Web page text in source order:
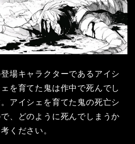
場キャラクターであるアイシ
を育てた鬼は作中で死んでし
アイシェを育てた鬼の死亡シ
、どのように死んでしまうか
ください。